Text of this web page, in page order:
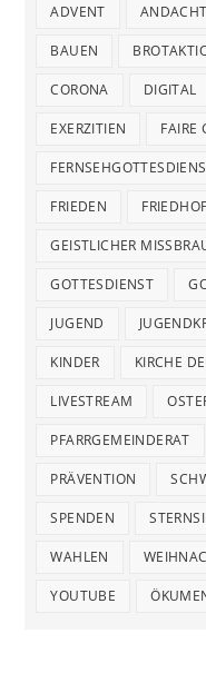
ADVENT ANDACHT
BAUEN
CORONA DIGITAL
EXERZITIEN FAIRE
FRIEDEN FRIEDHOF
GEISTLICHER
GOTTESDIENST
JUGEND
KINDER KIRCHE
LIVESTREAM
PFARRGEMEINDERAT
PRÄVENTION
SPENDEN
WAHLEN
YOUTUBE